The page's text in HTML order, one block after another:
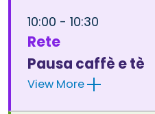
10:00 - 10:30
Rete
Pausa caffè e tè
View More